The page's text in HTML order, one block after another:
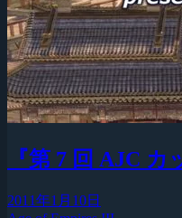
『第 7 回 AJC
2011年1月10日